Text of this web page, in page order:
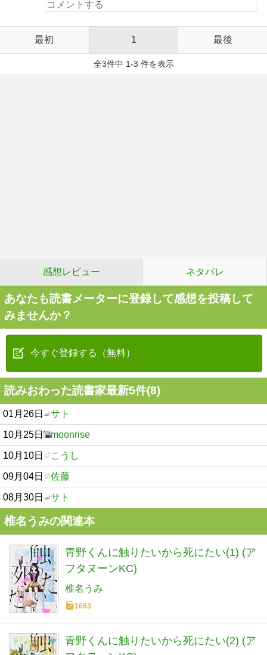
最初 1 最後
全3件中 1-3 件を表示
感想レビュー ネタバレ
あなたも読書メーターに登録して感想を投稿して
みませんか？
今すぐ登録する（無料）
読みおわった読書家最新5件(8)
01月26日 サト
10月25日 moonrise
10月10日 こうし
09月04日 佐藤
08月30日 サト
椎名うみの関連本
青野くんに触りたいから死にたい(1) (ア
フタヌーンKC)
椎名うみ
1693
青野くんに触りたいから死にたい(2) (ア